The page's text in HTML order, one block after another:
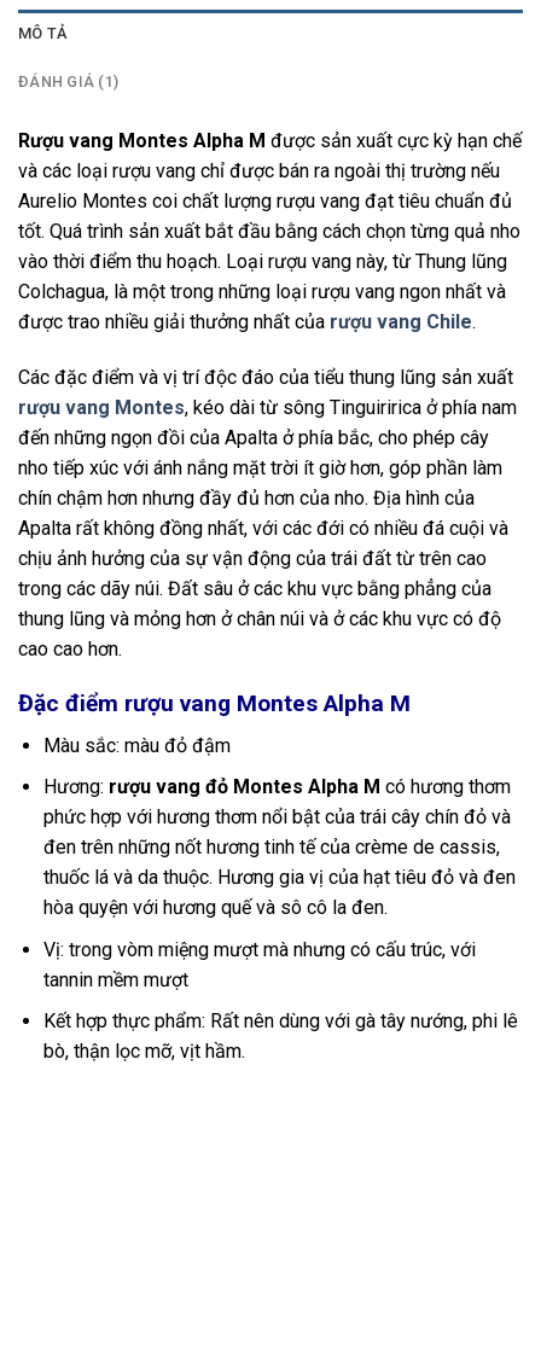
MÔ TẢ
ĐÁNH GIÁ (1)
Rượu vang Montes Alpha M được sản xuất cực kỳ hạn chế
và các loại rượu vang chỉ được bán ra ngoài thị trường nếu
Aurelio Montes coi chất lượng rượu vang đạt tiêu chuẩn đủ
tốt. Quá trình sản xuất bắt đầu bằng cách chọn từng quả nho
vào thời điểm thu hoạch. Loại rượu vang này, từ Thung lũng
Colchagua, là một trong những loại rượu vang ngon nhất và
được trao nhiều giải thưởng nhất của rượu vang Chile.
Các đặc điểm và vị trí độc đáo của tiểu thung lũng sản xuất
rượu vang Montes, kéo dài từ sông Tinguiririca ở phía nam
đến những ngọn đồi của Apalta ở phía bắc, cho phép cây
nho tiếp xúc với ánh nắng mặt trời ít giờ hơn, góp phần làm
chín chậm hơn nhưng đầy đủ hơn của nho. Địa hình của
Apalta rất không đồng nhất, với các đới có nhiều đá cuội và
chịu ảnh hưởng của sự vận động của trái đất từ trên cao
trong các dãy núi. Đất sâu ở các khu vực bằng phẳng của
thung lũng và mỏng hơn ở chân núi và ở các khu vực có độ
cao cao hơn.
Đặc điểm rượu vang Montes Alpha M
Màu sắc: màu đỏ đậm
Hương: rượu vang đỏ Montes Alpha M có hương thơm
phức hợp với hương thơm nổi bật của trái cây chín đỏ và
đen trên những nốt hương tinh tế của crème de cassis,
thuốc lá và da thuộc. Hương gia vị của hạt tiêu đỏ và đen
hòa quyện với hương quế và sô cô la đen.
Vị: trong vòm miệng mượt mà nhưng có cấu trúc, với
tannin mềm mượt
Kết hợp thực phẩm: Rất nên dùng với gà tây nướng, phi lê
bò, thận lọc mỡ, vịt hầm.